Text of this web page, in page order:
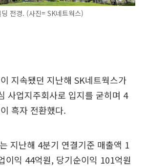
전경. (사진= SK네트웍스)
지속됐던 지난해 SK네트웍스가
사업지주회사로 입지를 굳히며 4
흑자 전환했다.
지난해 4분기 연결기준 매출액 1
이익 44억원, 당기순이익 101억원